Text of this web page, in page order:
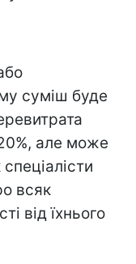
суміш буде
але може
всяк
від їхнього